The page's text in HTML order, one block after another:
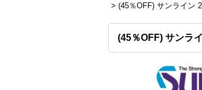
> (45％OFF) サンライン
(45％OFF) サンラ